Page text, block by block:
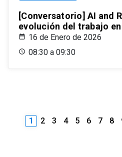
[Conversatorio] AI and
evolución del trabajo
16 de Enero de 2026
08:30 a 09:30
1 2 3 4 5 6 7 8